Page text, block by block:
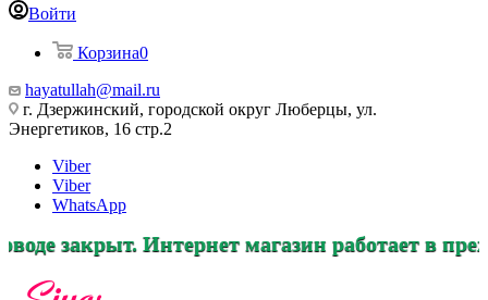
Войти
Корзина0
hayatullah@mail.ru
г. Дзержинский, городской округ Люберцы, ул.
Энергетиков, 16 стр.2
Viber
Viber
WhatsApp
магазин работает в прежнем режиме,